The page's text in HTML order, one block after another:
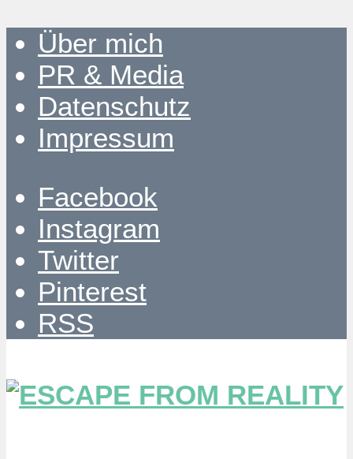
Über mich
PR & Media
Datenschutz
Impressum
Facebook
Instagram
Twitter
Pinterest
RSS